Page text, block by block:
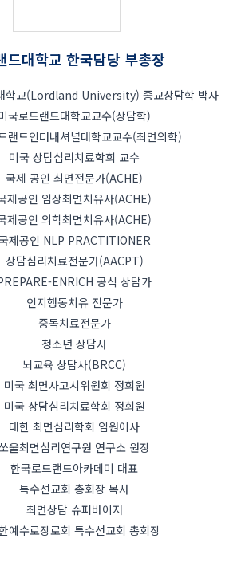
드대학교 한국담당 부총장
학교(Lordland University) 종교상담학 박사
국로드랜드대학교교수(상담학)
랜드인터내셔널대학교교수(최면의학)
미국 상담심리치료학회 교수
국제 공인 최면전문가(ACHE)
제공인 임상최면치유사(ACHE)
제공인 의학최면치유사(ACHE)
제공인 NLP PRACTITIONER
상담심리치료전문가(AACPT)
ENRICH 공식 상담가
인지행동치유 전문가
중독치료전문가
청소년 상담사
뇌교육 상담사(BRCC)
미국 최면사고시위원회 정회원
미국 상담심리치료학회 정회원
대한 최면심리학회 임원이사
울최면심리연구원 연구소 원장
한국로드랜드아카데미 대표
특수선교회 총회장 목사
최면상담 슈퍼바이저
예수로장로회 특수선교회 총회장